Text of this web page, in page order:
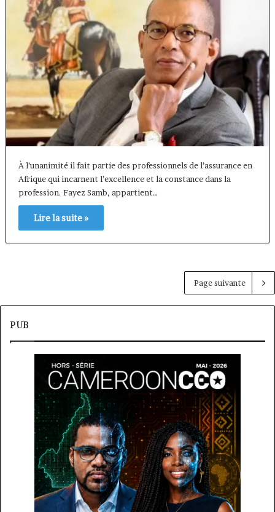
À l’unanimité il fait partie des professionnels de l’assurance en
Afrique qui incarnent l’excellence et la constance dans la
profession. Fayez Samb, appartient…
Lire la suite »
Page suivante
PUB